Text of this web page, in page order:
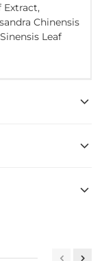
Extract,
Chinensis
Leaf